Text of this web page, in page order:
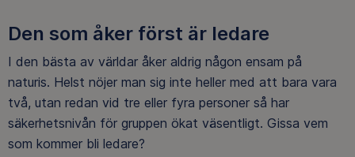
Den som åker först är ledare
I den bästa av världar åker aldrig någon ensam på
naturis. Helst nöjer man sig inte heller med att bara vara
två, utan redan vid tre eller fyra personer så har
säkerhetsnivån för gruppen ökat väsentligt. Gissa vem
som kommer bli ledare?